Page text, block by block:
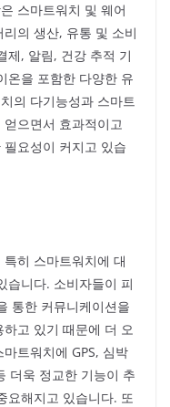
스마트워치 및 웨어
의 생산, 유통 및 소비
제, 알림, 건강 추적 기
온을 포함한 다양한 유
의 다기능성과 스마트
으면서 효과적이고
요성이 커지고 있습
히 스마트워치에 대
습니다. 소비자들이 피
통한 커뮤니케이션을
고 있기 때문에 더 오
트워치에 GPS, 심박
더욱 정교한 기능이 추
요해지고 있습니다. 또